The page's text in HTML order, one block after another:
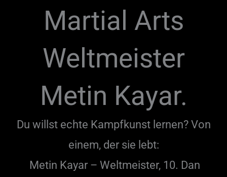
Martial Arts
Weltmeister
Metin Kayar.
Du willst echte Kampfkunst lernen? Von
einem, der sie lebt:
Metin Kayar – Weltmeister, 10. Dan